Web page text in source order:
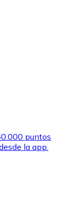
favoritas con
puntos
la app.